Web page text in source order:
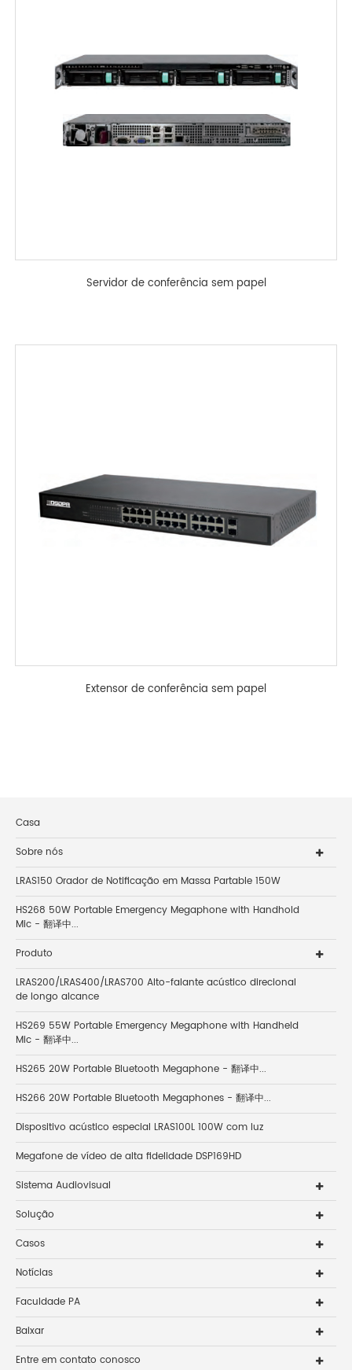
Servidor de conferência sem papel
Extensor de conferência sem papel
Casa
Sobre nós
LRAS150 Orador de Notificação em Massa Partable 150W
HS268 50W Portable Emergency Megaphone with Handhold
Mic - 翻译中...
Produto
LRAS200/LRAS400/LRAS700 Alto-falante acústico direcional
de longo alcance
HS269 55W Portable Emergency Megaphone with Handheld
Mic - 翻译中...
HS265 20W Portable Bluetooth Megaphone - 翻译中...
HS266 20W Portable Bluetooth Megaphones - 翻译中...
Dispositivo acústico especial LRAS100L 100W com luz
Megafone de vídeo de alta fidelidade DSP169HD
Sistema Audiovisual
Solução
Casos
Notícias
Faculdade PA
Baixar
Entre em contato conosco